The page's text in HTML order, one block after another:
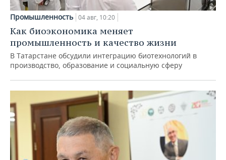
Промышленность 04 авг, 10:20
Как биоэкономика меняет
промышленность и качество жизни
В Татарстане обсудили интеграцию биотехнологий в
производство, образование и социальную сферу